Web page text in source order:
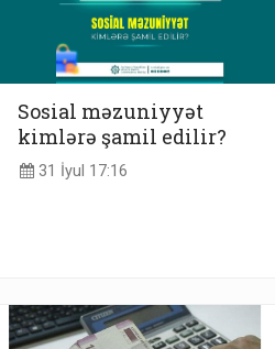
Sosial məzuniyyət
kimlərə şamil edilir?
31 İyul 17:16